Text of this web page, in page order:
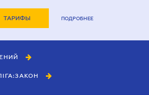
ТАРИФЫ ПОДРОБНЕЕ